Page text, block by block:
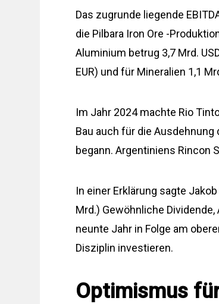
Das zugrunde liegende
die Pilbara Iron Ore -
Aluminium betrug 3,7 Mrd.
EUR) und für Mineralien 1,1
Im Jahr 2024 machte Rio
Bau auch für die
begann. Argentiniens Rincon
In einer Erklärung sagte
Mrd.) Gewöhnliche
neunte Jahr in Folge am
Disziplin investieren.
Optimismus